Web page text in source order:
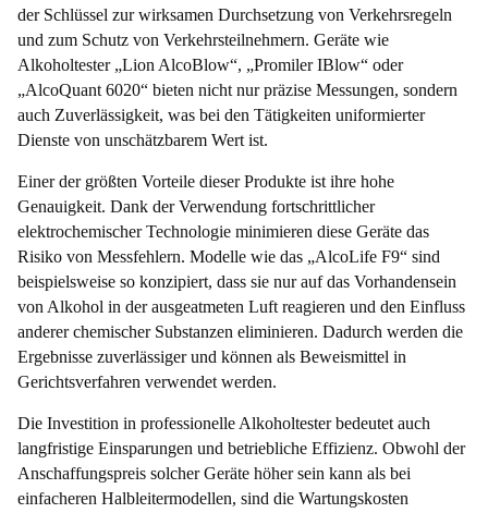
der Schlüssel zur wirksamen Durchsetzung von Verkehrsregeln
und zum Schutz von Verkehrsteilnehmern. Geräte wie
Alkoholtester „Lion AlcoBlow“, „Promiler IBlow“ oder
„AlcoQuant 6020“ bieten nicht nur präzise Messungen, sondern
auch Zuverlässigkeit, was bei den Tätigkeiten uniformierter
Dienste von unschätzbarem Wert ist.
Einer der größten Vorteile dieser Produkte ist ihre hohe
Genauigkeit. Dank der Verwendung fortschrittlicher
elektrochemischer Technologie minimieren diese Geräte das
Risiko von Messfehlern. Modelle wie das „AlcoLife F9“ sind
beispielsweise so konzipiert, dass sie nur auf das Vorhandensein
von Alkohol in der ausgeatmeten Luft reagieren und den Einfluss
anderer chemischer Substanzen eliminieren. Dadurch werden die
Ergebnisse zuverlässiger und können als Beweismittel in
Gerichtsverfahren verwendet werden.
Die Investition in professionelle Alkoholtester bedeutet auch
langfristige Einsparungen und betriebliche Effizienz. Obwohl der
Anschaffungspreis solcher Geräte höher sein kann als bei
einfacheren Halbleitermodellen, sind die Wartungskosten